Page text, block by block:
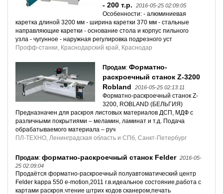
- 200 т.р.
2016-05-25 02:09:05
Особенности: - алюминиевая
каретка длиной 3200 мм - ширина каретки 370 мм - стальные
направляющие каретки - основание стола и корпус пильного
узла - чугунное - наружная регулировка подрезного уст
Профф-станки, Краснодарский край, Краснодар
Продам: Форматно-
раскроечный станок Z-3200
Robland
2016-05-25 02:13:11
Форматно-раскроечный станок Z-
3200, ROBLAND (БЕЛЬГИЯ)
Предназначен для раскроя листовых материалов ДСП, МДФ с
различными покрытиями – меламин, ламинат и т.д. Подача
обрабатываемого материала – руч
ПЛ-ТЕХНО, Ленинградская область и СПб, Санкт-Петербург
Продам: форматно-раскроечный станок Felder 2016-05-
25 02:09:04
Продаётся форматно-раскроечный полуавтоматический центр
Felder kappa 550 e-motion,2011 г.в.идеальное состояние,работа с
картами раскроя.чтение штрих кодов сканером,печать